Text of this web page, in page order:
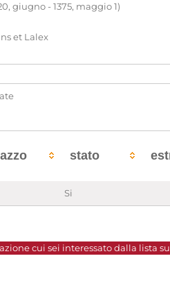
giugno - 1375, maggio 1)
et Lalex
stato
Si
cui sei interessato dalla lista